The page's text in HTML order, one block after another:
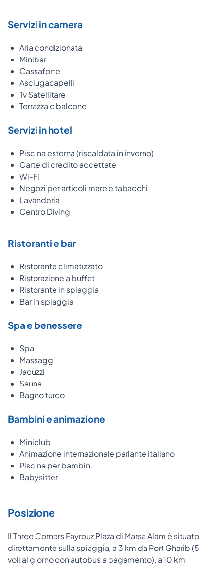
Servizi in camera
Aria condizionata
Minibar
Cassaforte
Asciugacapelli
Tv Satellitare
Terrazza o balcone
Servizi in hotel
Piscina esterna (riscaldata in inverno)
Carte di credito accettate
Wi-Fi
Negozi per articoli mare e tabacchi
Lavanderia
Centro Diving
Ristoranti e bar
Ristorante climatizzato
Ristorazione a buffet
Ristorante in spiaggia
Bar in spiaggia
Spa e benessere
Spa
Massaggi
Jacuzzi
Sauna
Bagno turco
Bambini e animazione
Miniclub
Animazione internazionale parlante italiano
Piscina per bambini
Babysitter
Posizione
Il Three Corners Fayrouz Plaza di Marsa Alam è situato
direttamente sulla spiaggia, a 3 km da Port Gharib (5
voli al giorno con autobus a pagamento), a 10 km